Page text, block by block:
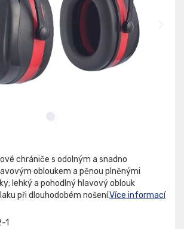
chrániče s odolným a snadno
obloukem a pěnou plněnými
lehký a pohodlný hlavový oblouk
při dlouhodobém nošení.Více informací
1